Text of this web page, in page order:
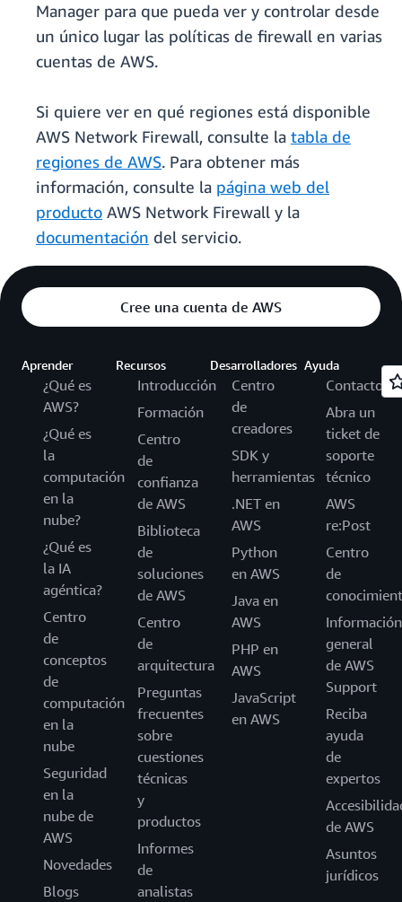
Manager para que pueda ver y controlar desde
un único lugar las políticas de firewall en varias
cuentas de AWS.
Si quiere ver en qué regiones está disponible
AWS Network Firewall, consulte la tabla de
regiones de AWS. Para obtener más
información, consulte la página web del
producto AWS Network Firewall y la
documentación del servicio.
Cree una cuenta de AWS
Aprender
¿Qué es
AWS?
¿Qué es
la
computación
en la
nube?
¿Qué es
la IA
agéntica?
Centro
de
conceptos
de
computación
en la
nube
Seguridad
en la
nube de
AWS
Novedades
Blogs
Recursos
Introducción
Formación
Centro
de
confianza
de AWS
Biblioteca
de
soluciones
de AWS
Centro
de
arquitectura
Preguntas
frecuentes
sobre
cuestiones
técnicas
y
productos
Informes
de
analistas
Desarrolladores
Centro
de
creadores
SDK y
herramientas
.NET en
AWS
Python
en AWS
Java en
AWS
PHP en
AWS
JavaScript
en AWS
Ayuda
Contacto
Abra un
ticket de
soporte
técnico
AWS
re:Post
Centro
de
Información
general
de AWS
Support
Reciba
ayuda
de
expertos
de AWS
Asuntos
jurídicos